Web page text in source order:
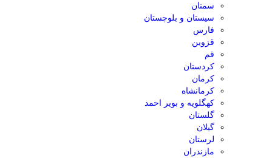
سمنان
سیستان و بلوچستان
فارس
قزوین
قم
کردستان
کرمان
کرمانشاه
کهگلویه و بویر احمد
گلستان
گیلان
لرستان
مازندران